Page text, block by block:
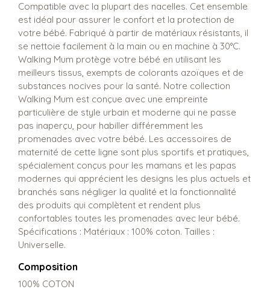
Compatible avec la plupart des nacelles. Cet ensemble
est idéal pour assurer le confort et la protection de
votre bébé. Fabriqué à partir de matériaux résistants, il
se nettoie facilement à la main ou en machine à 30°C.
Walking Mum protège votre bébé en utilisant les
meilleurs tissus, exempts de colorants azoïques et de
substances nocives pour la santé. Notre collection
Walking Mum est conçue avec une empreinte
particulière de style urbain et moderne qui ne passe
pas inaperçu, pour habiller différemment les
promenades avec votre bébé. Les accessoires de
maternité de cette ligne sont plus sportifs et pratiques,
spécialement conçus pour les mamans et les papas
modernes qui apprécient les designs les plus actuels et
branchés sans négliger la qualité et la fonctionnalité
des produits qui complètent et rendent plus
confortables toutes les promenades avec leur bébé.
Spécifications : Matériaux : 100% coton. Tailles :
Universelle.
Composition
100% COTON